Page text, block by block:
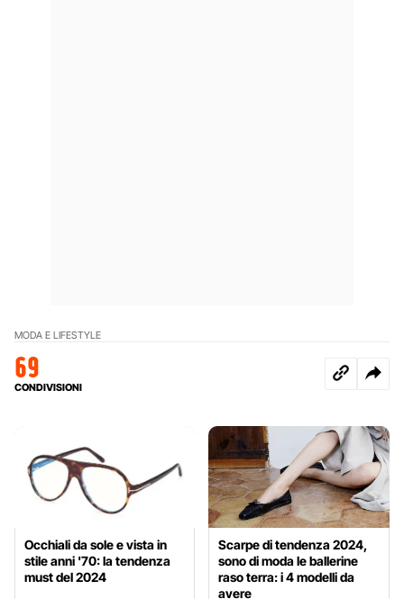
MODA E LIFESTYLE
69
CONDIVISIONI
Occhiali da sole e vista in
stile anni '70: la tendenza
must del 2024
Scarpe di tendenza 2024,
sono di moda le ballerine
raso terra: i 4 modelli da
avere